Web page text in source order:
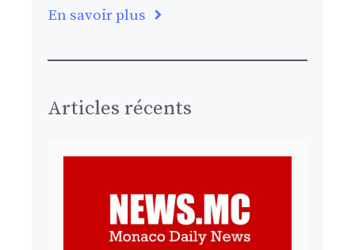
En savoir plus
Articles récents